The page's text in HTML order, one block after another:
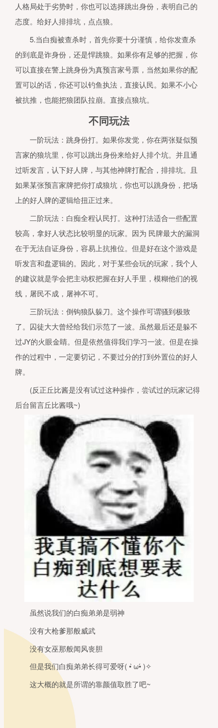
人格局处于劣势时，你也可以选择跳出身份，表明自己的
态度。给好人排排坑，点点狼。
5.当白痴被查杀时，首先你要十分谨慎，给你发查杀
的到底是诈身份，还是悍跳狼。如果你有足够的把握，你
可以直接在警上跳身份为真预言家号票，当然如果你的配
置可以的话，你还可以钓鱼执法，直接认民。如果不小心
被抗推，也能把狼团队拉崩。直接点狼坑。
不同玩法
一阶玩法：跳身份打。如果你发觉，你在两张疑似预
言家的狼坑里，你可以跳出身份来给好人排个坑。并且通
过听发言，认下好人牌，与其他神牌打配合，排排坑。且
如果某张预言家牌把你打成狼坑，你也可以跳身份，把场
上的好人牌的逻辑给扭正过来。
二阶玩法：白痴全程认民打。这种打法适合一些配置
较高，拿好人状态比较明显的玩家。因为 民牌最大的漏洞
在于无法自证身份，容易上抗推位。但是好在这个游戏是
听发言和盘逻辑的。因此，对于某些会玩的玩家，我个人
的建议就是学会把主动权把握在好人手里，模糊他们的视
线，屠民不成，屠神不可。
三阶玩法：倒钩狼队躲刀。这个操作可谓骚到极致
了。囚徒大大曾经给我们示范了一波。虽然最后还是躲不
过JY的火眼金睛。但是依然值得我们学习一波。但是在操
作的过程中，一定要切记，不要过分的打到外置位的好人
牌。
(反正丘比酱是没有试过这种操作，尝试过的玩家记得
后台留言丘比酱哦~)
虽然说我们的白痴弟弟是弱神
没有大枪爹那般威武
没有女巫那般闻风丧胆
但是我们白痴弟弟长得可爱呀( • ̀ω•́ )✧
这大概的就是所谓的靠颜值取胜了吧~
现实事件的改编，不会与现实生活
于简单的画面操作，需要一定语言
及逻辑推理能力，鼓励用户通过思
沟通去完成目标。产品中有基于语
文字、图片的陌生人社交系统，但
系统的管理遵循相关法律法规。
3、本游戏中有用户实名认证系统，
人的用户将接受以下管理：产品中
分玩法和道具需要付费。未满8周岁
用户不能付费；8周岁以上未满16周
过50元人民币，每月充值金额累计
年人用户，单次充值金额不得超过
400元人民币。未成年玩家可在周五
周六、周日和法定节假日每日晚20
21时登录游戏，其他时间无法登录游
戏。
等多元素于一身。用户之间可以通
成目标，不仅能够带给用户积极愉
理能力、口才表达能力、沟通协作能
力。